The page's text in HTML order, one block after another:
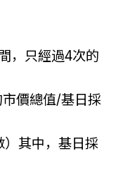
，只經過4次的
價總值/基日採
其中，基日採